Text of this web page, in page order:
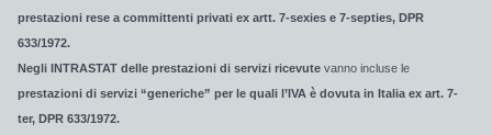
prestazioni rese a committenti privati ex artt. 7-sexies e 7-septies, DPR
633/1972.
Negli INTRASTAT delle prestazioni di servizi ricevute vanno incluse le
prestazioni di servizi “generiche” per le quali l’IVA è dovuta in Italia ex art. 7-
ter, DPR 633/1972.